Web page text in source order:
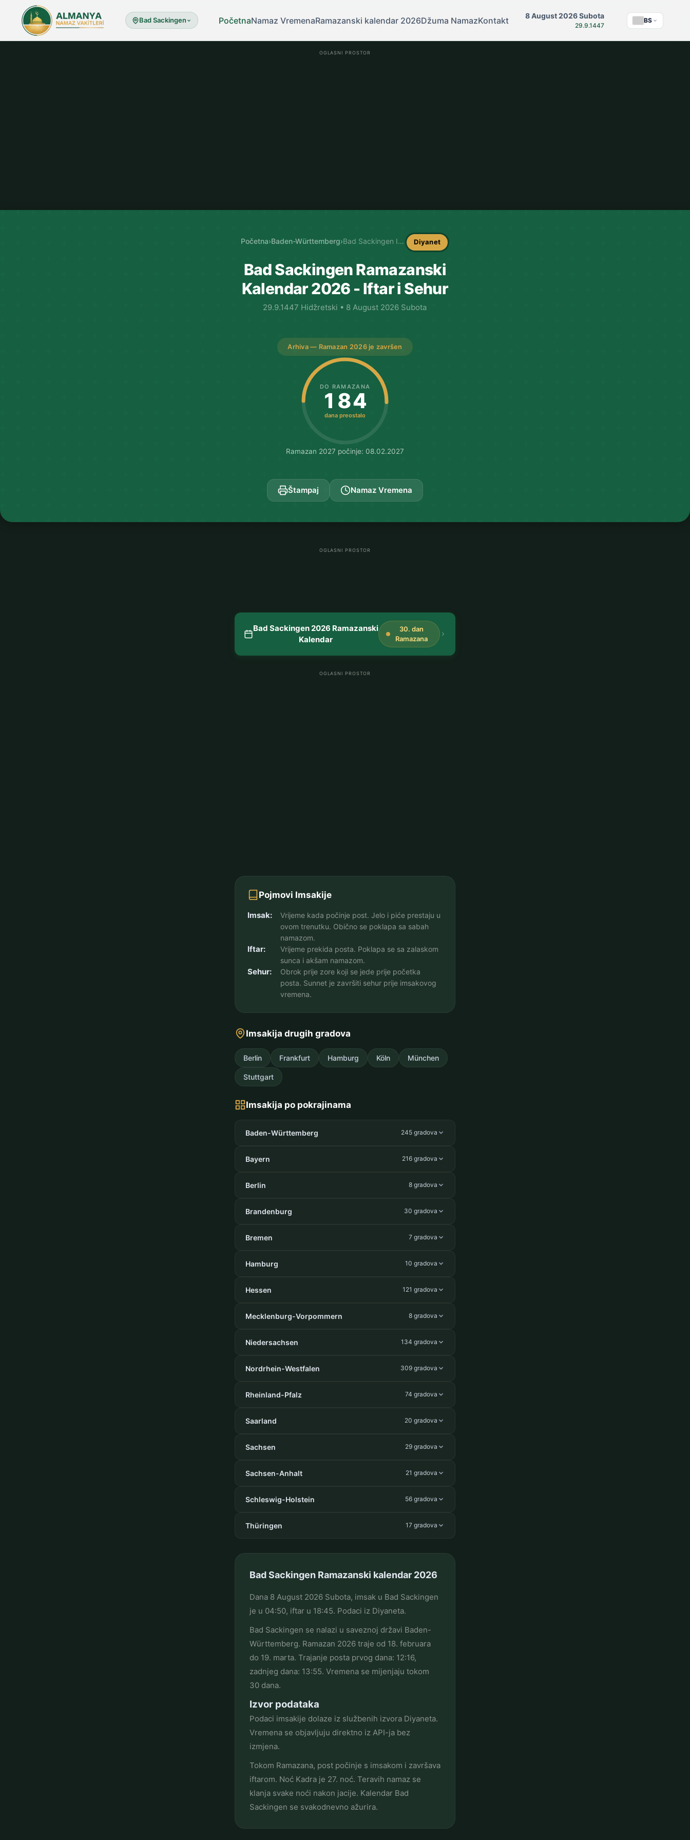
Bad Sackingen PočetnaNamaz VremenaRamazanski kalendar 2026Džuma NamazKontakt 8 August 2026 Subota
29.9.1447
BS
OGLASNI PROSTOR
Početna›Baden-Württemberg› Bad Sackingen Imsakija Diyanet
Bad Sackingen Ramazanski
Kalendar 2026 - Iftar i Sehur
29.9.1447 Hidžretski • 8 August 2026 Subota
Arhiva — Ramazan 2026 je završen
DO RAMAZANA
184
dana preostalo
Ramazan 2027 počinje: 08.02.2027
Štampaj Namaz Vremena
OGLASNI PROSTOR
Bad Sackingen 2026 Ramazanski
Kalendar
30. dan
Ramazana
OGLASNI PROSTOR
Pojmovi Imsakije
Imsak:
Vrijeme kada počinje post. Jelo i piće prestaju u
ovom trenutku. Obično se poklapa sa sabah
namazom.
Iftar:
Vrijeme prekida posta. Poklapa se sa zalaskom
sunca i akšam namazom.
Sehur:
Obrok prije zore koji se jede prije početka
posta. Sunnet je završiti sehur prije imsakovog
vremena.
Imsakija drugih gradova
Berlin Frankfurt Hamburg Köln München
Stuttgart
Imsakija po pokrajinama
Baden-Württemberg 245 gradova
Bayern 216 gradova
Berlin 8 gradova
Brandenburg 30 gradova
Bremen 7 gradova
Hamburg 10 gradova
Hessen 121 gradova
Mecklenburg-Vorpommern 8 gradova
Niedersachsen 134 gradova
Nordrhein-Westfalen 309 gradova
Rheinland-Pfalz 74 gradova
Saarland 20 gradova
Sachsen 29 gradova
Sachsen-Anhalt 21 gradova
Schleswig-Holstein 56 gradova
Thüringen 17 gradova
Bad Sackingen Ramazanski kalendar 2026
Dana 8 August 2026 Subota, imsak u Bad Sackingen
je u 04:50, iftar u 18:45. Podaci iz Diyaneta.
Bad Sackingen se nalazi u saveznoj državi Baden-
Württemberg. Ramazan 2026 traje od 18. februara
do 19. marta. Trajanje posta prvog dana: 12:16,
zadnjeg dana: 13:55. Vremena se mijenjaju tokom
30 dana.
Izvor podataka
Podaci imsakije dolaze iz službenih izvora Diyaneta.
Vremena se objavljuju direktno iz API-ja bez
izmjena.
Tokom Ramazana, post počinje s imsakom i završava
iftarom. Noć Kadra je 27. noć. Teravih namaz se
klanja svake noći nakon jacije. Kalendar Bad
Sackingen se svakodnevno ažurira.